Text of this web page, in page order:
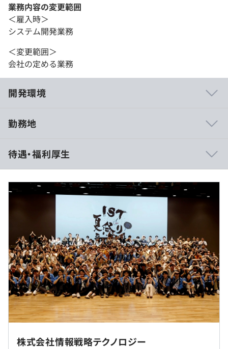
業務内容の変更範囲
＜雇入時＞
システム開発業務
＜変更範囲＞
会社の定める業務
開発環境
・ビジネスサイドと常にすり合わせながら開発していく体
制です。
→予算体制などに絡む複雑な調整はPM・営業と連携を
とりながら
→開発まわり、技術選定などなどはエンジニアがクライ
アントと直でおこないます。
・クライアントと対等な立場で参画できるため、意見提案
はどんどん取り入れてもらえます。
内製の必要性を理解しているクライアントに絞っている
ため、仕事の進め方なども柔軟に作っていけます。
・ネット銀行・ネット証券のWebシステム開発
・ネイティブゲーム開発
・大手証券会社の基幹システム開発
勤務地
待遇・福利厚生
は年収提示額を保証するものではありません）
・標準勤務時間:10:00～19:00
・固定残業時間：20時間
※固定残業時間超過分は別途支給
休憩時間：休憩60分
平均残業時間：・平均残業時間：10時間未満（2023年10
月時点）
株式会社情報戦略テクノロジー